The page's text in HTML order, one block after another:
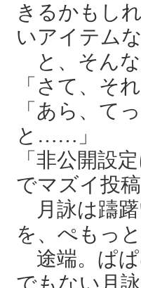
きるかもし
いアイテム
と、そんな
「さて、そ
「あら、て
と……」
「非公開設
でマズイ投
月詠は躊躇
を、ぺもっ
途端。ぱ
でもない月